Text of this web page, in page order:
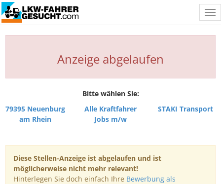
Anzeige abgelaufen
Bitte wählen Sie:
79395 Neuenburg
am Rhein
Alle Kraftfahrer
Jobs m/w
STAKI Transport
Diese Stellen-Anzeige ist abgelaufen und ist
möglicherweise nicht mehr relevant!
Hinterlegen Sie doch einfach Ihre Bewerbung als